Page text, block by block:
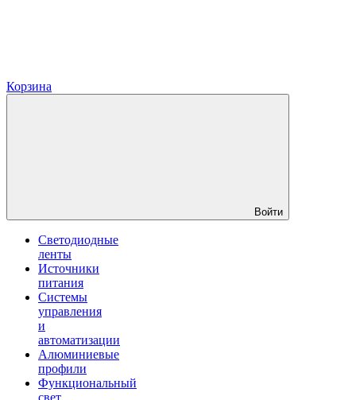
Корзина
Войти
Светодиодные
ленты
Источники
питания
Системы
управления
и
автоматизации
Алюминиевые
профили
Функциональный
свет